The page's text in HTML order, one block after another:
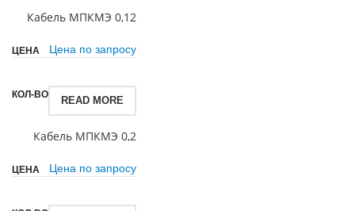
Кабель МПКМЭ 0,12
Цена по запросу
READ MORE
Кабель МПКМЭ 0,2
Цена по запросу